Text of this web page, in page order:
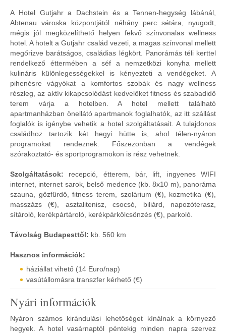
A Hotel Gutjahr a Dachstein és a Tennen-hegység lábánál,
Abtenau városka központjától néhány perc sétára, nyugodt,
mégis jól megközelíthető helyen fekvő színvonalas wellness
hotel. A hotelt a Gutjahr család vezeti, a magas színvonal mellett
megőrizve barátságos, családias légkört. Panorámás téli kerttel
rendelkező éttermében a séf a nemzetközi konyha mellett
kulináris különlegességekkel is kényezteti a vendégeket. A
pihenésre vágyókat a komfortos szobák és nagy wellness
részleg, az aktív kikapcsolódást kedvelőket fitness és szabadidő
terem várja a hotelben. A hotel mellett található
apartmanházban önellátó apartmanok foglalhatók, az itt szállást
foglalók is igénybe vehetik a hotel szolgáltatásait. A tulajdonos
családhoz tartozik két hegyi hütte is, ahol télen-nyáron
programokat rendeznek. Főszezonban a vendégek
szórakoztató- és sportprogramokon is rész vehetnek.
Szolgáltatások: recepció, étterem, bár, lift, ingyenes WIFI
internet, internet sarok, belső medence (kb. 8x10 m), panoráma
szauna, gőzfürdő, fitness terem, szolárium (€), kozmetika (€),
masszázs (€), asztalitenisz, csocsó, biliárd, napozóterasz,
sítároló, kerékpártároló, kerékpárkölcsönzés (€), parkoló.
Távolság Budapesttől: kb. 560 km
Hasznos információk:
háziállat vihető (14 Euro/nap)
vasútállomásra transzfer kérhető (€)
Nyári információk
Nyáron számos kirándulási lehetőséget kínálnak a környező
hegyek. A hotel vasárnaptól péntekig minden napra szervez